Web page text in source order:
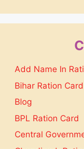
Add Name In
Bihar Ration Card
Blog
BPL Ration Card
Central